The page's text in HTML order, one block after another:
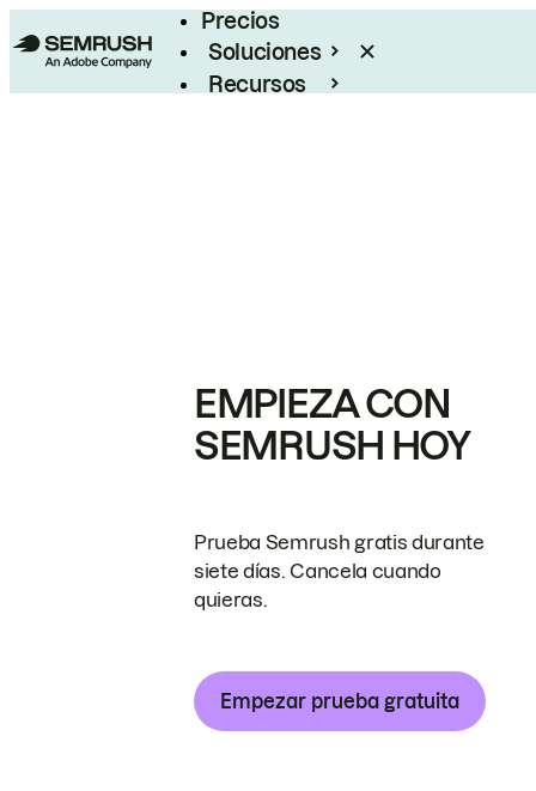
Precios
Soluciones
Recursos
EMPIEZA CON
SEMRUSH HOY
Prueba Semrush gratis durante
siete días. Cancela cuando
quieras.
Empezar prueba gratuita